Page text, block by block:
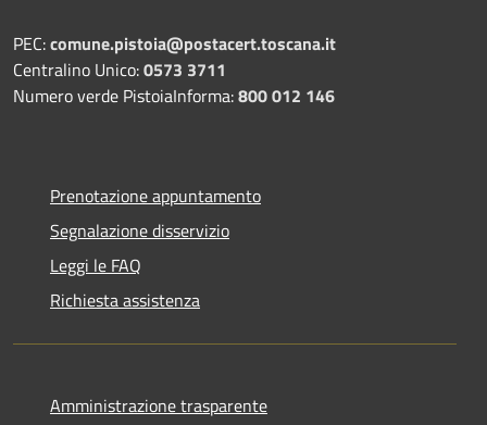
PEC:comune.pistoia@postacert.toscana.it
Centralino Unico:0573 3711
Numero verde PistoiaInforma:800 012 146
Prenotazione appuntamento
Segnalazione disservizio
Leggi le FAQ
Richiesta assistenza
Amministrazione trasparente